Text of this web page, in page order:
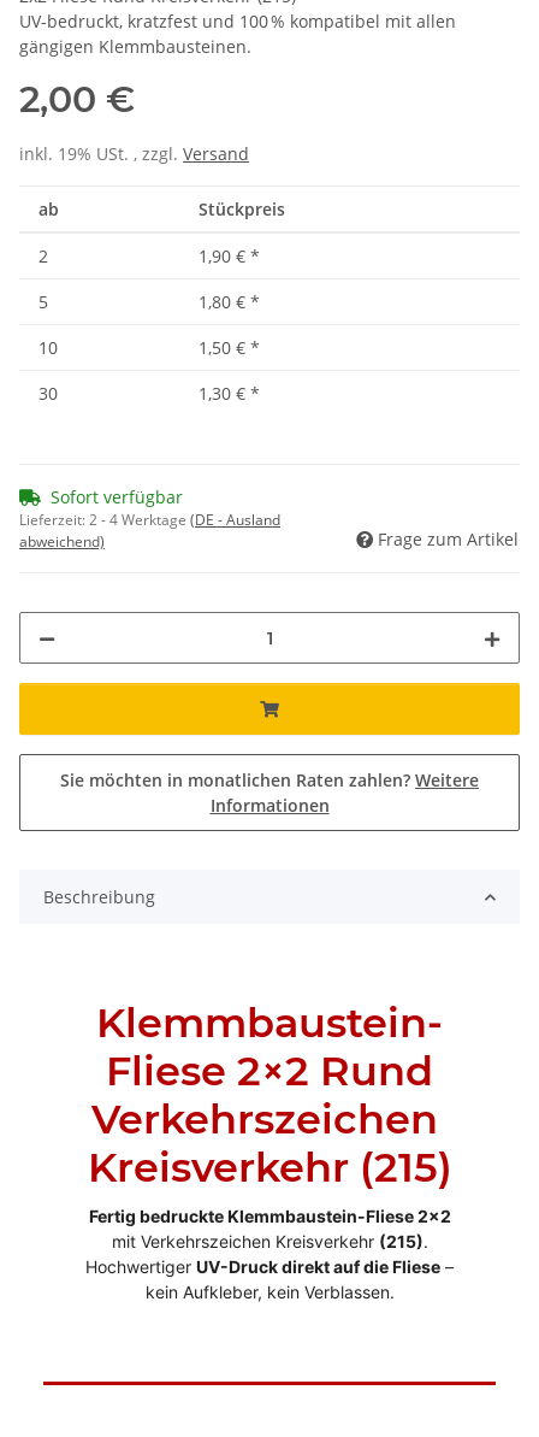
UV-bedruckt, kratzfest und 100 % kompatibel mit allen
gängigen Klemmbausteinen.
2,00 €
inkl. 19% USt. , zzgl. Versand
ab Stückpreis
2 1,90 € *
5
1,80 € *
10
1,50 € *
30
1,30 € *
Sofort verfügbar
Lieferzeit:2 - 4 Werktage (DE - Ausland
abweichend)
Frage zum Artikel
Sie möchten in monatlichen Raten zahlen? Weitere
Informationen
Beschreibung
Klemmbaustein-
Fliese 2×2 Rund
Verkehrszeichen
Kreisverkehr (215)
Fertig bedruckte Klemmbaustein-Fliese 2x2
mit Verkehrszeichen Kreisverkehr (215).
Hochwertiger UV-Druck direkt auf die Fliese –
kein Aufkleber, kein Verblassen.